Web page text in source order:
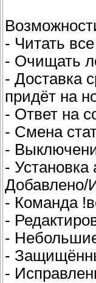
- Читать
- Очищать
- Доставка
придёт на
- Ответ на
- Смена
-
- Установка
Добавлено/
- Команда
-
-
-
-